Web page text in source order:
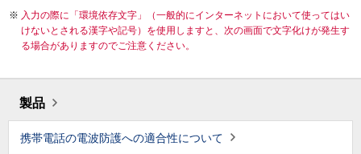
入力の際に「環境依存文字」（一般的にインターネットにおいて使ってはい
けないとされる漢字や記号）を使用しますと、次の画面で文字化けが発生す
る場合がありますのでご注意ください。
製品
携帯電話の電波防護への適合性について